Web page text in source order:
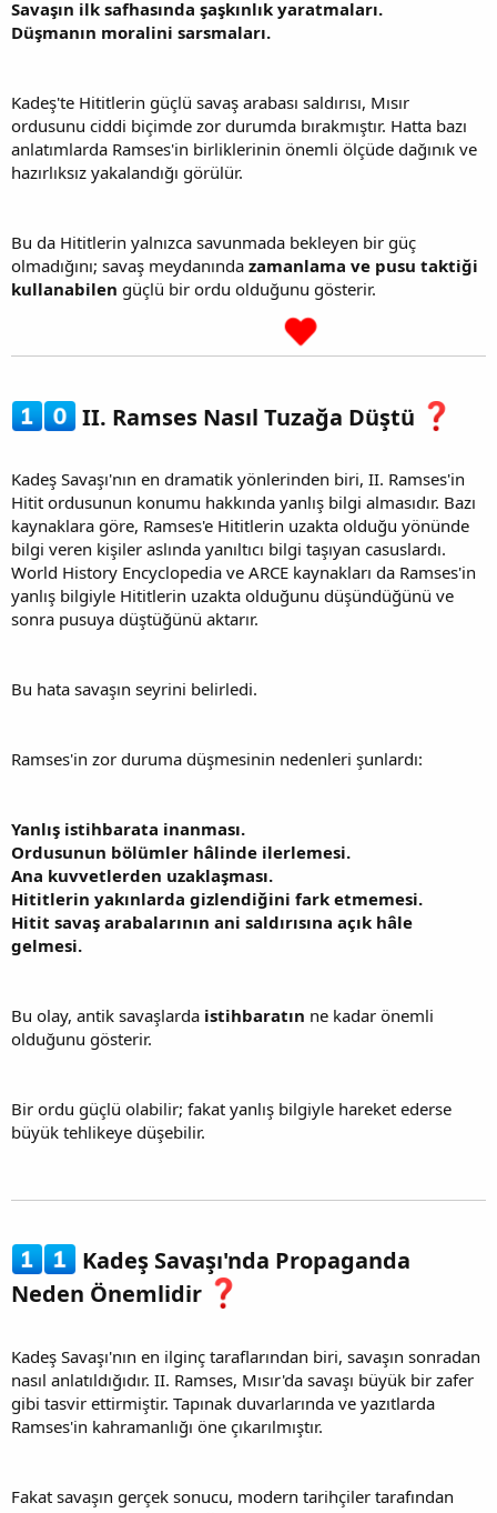
Savaşın ilk safhasında şaşkınlık yaratmaları.
Düşmanın moralini sarsmaları.
Kadeş'te Hititlerin güçlü savaş arabası saldırısı, Mısır
ordusunu ciddi biçimde zor durumda bırakmıştır. Hatta bazı
anlatımlarda Ramses'in birliklerinin önemli ölçüde dağınık ve
hazırlıksız yakalandığı görülür.
Bu da Hititlerin yalnızca savunmada bekleyen bir güç
olmadığını; savaş meydanında zamanlama ve pusu taktiği
kullanabilen güçlü bir ordu olduğunu gösterir.
II. Ramses Nasıl Tuzağa Düştü
Kadeş Savaşı'nın en dramatik yönlerinden biri, II. Ramses'in
Hitit ordusunun konumu hakkında yanlış bilgi almasıdır. Bazı
kaynaklara göre, Ramses'e Hititlerin uzakta olduğu yönünde
bilgi veren kişiler aslında yanıltıcı bilgi taşıyan casuslardı.
World History Encyclopedia ve ARCE kaynakları da Ramses'in
yanlış bilgiyle Hititlerin uzakta olduğunu düşündüğünü ve
sonra pusuya düştüğünü aktarır.
Bu hata savaşın seyrini belirledi.
Ramses'in zor duruma düşmesinin nedenleri şunlardı:
Yanlış istihbarata inanması.
Ordusunun bölümler hâlinde ilerlemesi.
Ana kuvvetlerden uzaklaşması.
Hititlerin yakınlarda gizlendiğini fark etmemesi.
Hitit savaş arabalarının ani saldırısına açık hâle
gelmesi.
Bu olay, antik savaşlarda istihbaratın ne kadar önemli
olduğunu gösterir.
Bir ordu güçlü olabilir; fakat yanlış bilgiyle hareket ederse
büyük tehlikeye düşebilir.
Kadeş Savaşı'nda Propaganda
Neden Önemlidir
Kadeş Savaşı'nın en ilginç taraflarından biri, savaşın sonradan
nasıl anlatıldığıdır. II. Ramses, Mısır'da savaşı büyük bir zafer
gibi tasvir ettirmiştir. Tapınak duvarlarında ve yazıtlarda
Ramses'in kahramanlığı öne çıkarılmıştır.
Fakat savaşın gerçek sonucu, modern tarihçiler tarafından